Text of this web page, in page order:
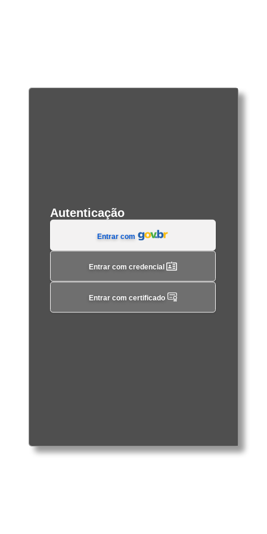
Autenticação
Entrar com
Entrar com credencial
Entrar com certificado